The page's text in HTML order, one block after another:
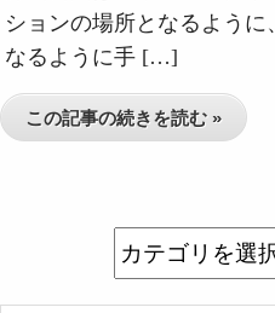
ションの場所となるよう
なるように手 […]
この記事の続きを読む »